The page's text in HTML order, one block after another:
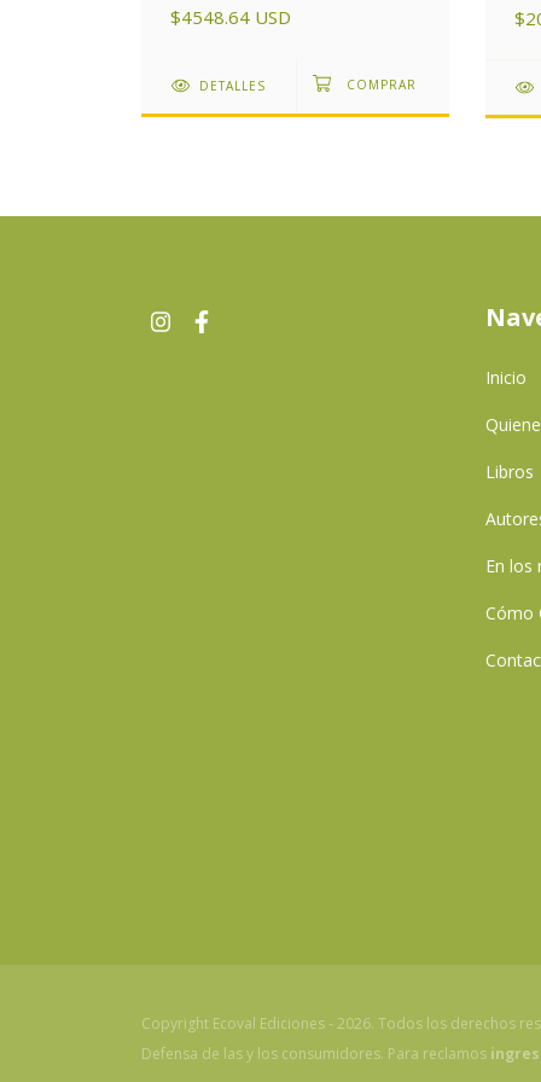
$4548.64 USD
DETALLES
Inicio
Libros
En los
Cómo
Copyright Ecoval Ediciones - 2026. Todos los derechos
Defensa de las y los consumidores. Para reclamos